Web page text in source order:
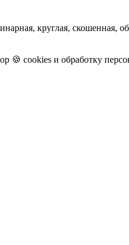
круглая,
🍪 cookies и обработку